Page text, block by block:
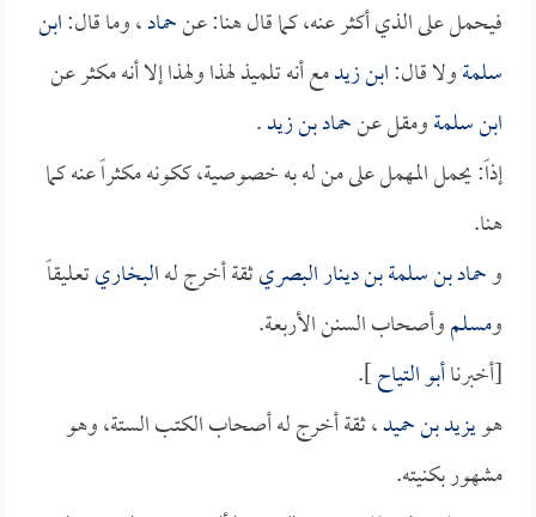
فيحمل على الذي أكثر عنه، كما قال هنا: عنحماد، وما قال:ابن
سلمةولا قال:ابن زيدمع أنه تلميذ لهذا ولهذا إلا أنه مكثر عن
ابن سلمةومقل عنحماد بن زيد.
إذاً: يحمل المهمل على من له به خصوصية، ككونه مكثراً عنه كما
هنا.
وحماد بن سلمة بن دينار البصريثقة أخرج لهالبخاريتعليقاً
ومسلموأصحاب السنن الأربعة.
[أخبرناأبو التياح].
هويزيد بن حميد، ثقة أخرج له أصحاب الكتب الستة، وهو
مشهور بكنيته.